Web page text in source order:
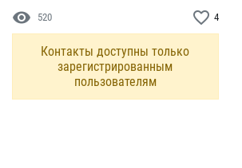
visibility 520 favorite_border 4
Контакты доступны только
зарегистрированным
пользователям